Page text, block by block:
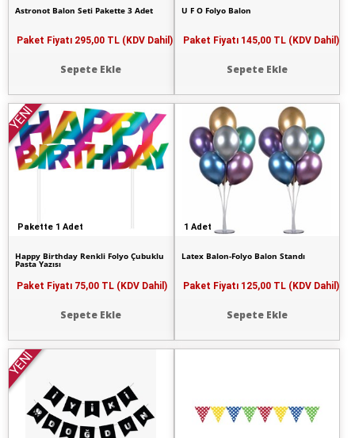
Astronot Balon Seti Pakette 3 Adet
Paket Fiyatı 295,00 TL (KDV Dahil)
Sepete Ekle
U F O Folyo Balon
Paket Fiyatı 145,00 TL (KDV Dahil)
Sepete Ekle
Pakette 1 Adet
YENİ
Happy Birthday Renkli Folyo Çubuklu
Pasta Yazısı
Paket Fiyatı 75,00 TL (KDV Dahil)
Sepete Ekle
1 Adet
Latex Balon-Folyo Balon Standı
Paket Fiyatı 125,00 TL (KDV Dahil)
Sepete Ekle
YENİ